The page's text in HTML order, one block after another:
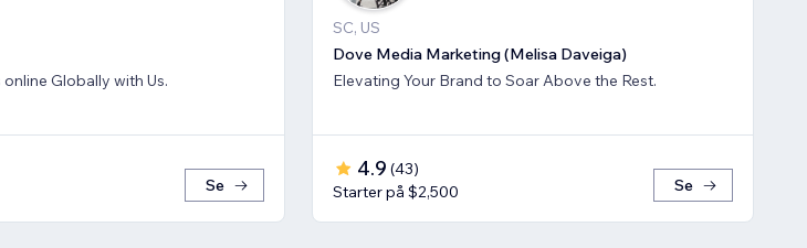
Globally with Us.
Se
SC, US
Dove Media Marketing (Melisa Daveiga)
Elevating Your Brand to Soar Above the Rest.
4.9 (43)
Starter på $2,500
Se